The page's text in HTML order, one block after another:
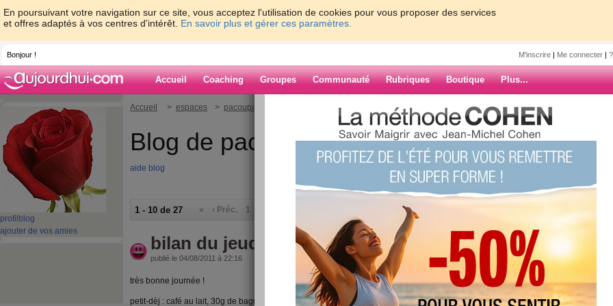
En poursuivant votre navigation sur ce site, vous acceptez l'utilisation de cookies pour vous proposer des services
et offres adaptés à vos centres d'intérêt. En savoir plus et gérer ces paramètres.
Bonjour ! M'inscrire | Me connecter |
Accueil Coaching Groupes Communauté Rubriques Boutique Plus...
profil blog
ajouter de vos amies
Accueil > espaces > pacoupacou
Blog de pacoupacou
aide blog
1 - 10 de 27 « ‹ Préc. 1
bilan du jeudi 4 août 2011
publié le 04/08/2011 à 22:16
très bonne journée !
petit-dèj : café au lait, 30g de baguette, 1 orange
ARCHIVES